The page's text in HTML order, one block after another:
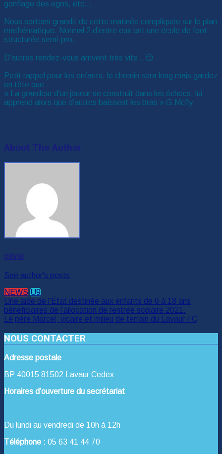
gonflage des egos, etc…
Nous sortons grandit de cette matinée compliquée sur le plan
mathématique. Normal 2 d’entre eux ont une école de foot
structurée semi-pro.
D’autres rendez-vous arrivent très vite…😏
Petit rappel pour les enfants, le chemin sera long mais gardez
en tête que :
« La grandeur d’un joueur se construit dans les échecs, lui
apprend alors que d’autres baissent les bras » G.Mcfly
About The Author
olival
See author's posts
NEWS U9
Navigation
de
l’article
Une aide de l’État destinée aux enfants de 6 à 18 ans
bénéficiaires de l’allocation de rentrée scolaire 2021.
Le père Marcel, vicaire et milieu de terrain du Lavaur FC
NOUS CONTACTER
Adresse postale
BP 40015 81502 Lavaur Cedex
Horaires d’ouverture du secrétariat
Du lundi au vendredi de 10h à 12h
Téléphone : 05 63 41 44 70